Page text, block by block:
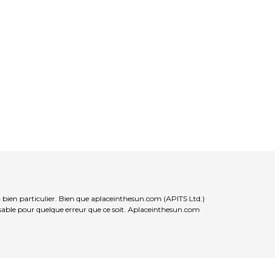
particulier. Bien que aplaceinthesun.com (APITS Ltd.)
pour quelque erreur que ce soit. Aplaceinthesun.com